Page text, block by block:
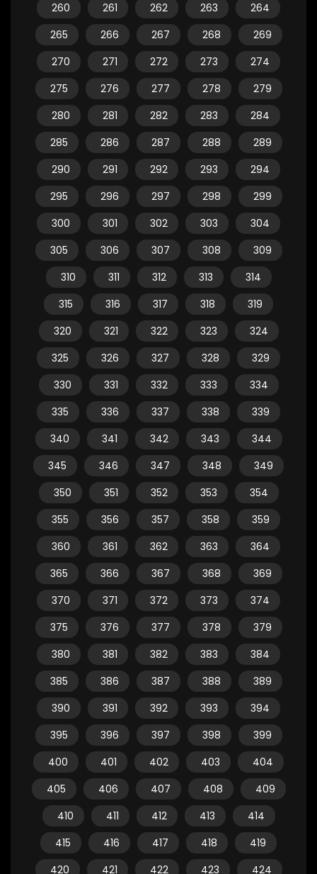
260
261 262 263
264
265
266 267 268
269
270
271 272 273
274
275
276 277 278
279
280
281 282 283
284
285
286 287 288
289
290
291 292 293
294
295
296 297 298
299
300
301 302 303
304
305
306 307 308
309
310
311 312 313
314
315
316 317 318
319
320
321 322 323
324
325
326 327 328
329
330
331 332 333
334
335
336 337 338
339
340
341 342 343
344
345
346 347 348
349
350
351 352 353
354
355
356 357 358
359
360
361 362 363
364
365
366 367 368
369
370
371 372 373
374
375
376 377 378
379
380
381 382 383
384
385
386 387 388
389
390
391 392 393
394
395
396 397 398
399
400
401 402 403
404
405
406 407 408
409
410
411 412 413
414
415
416 417 418
419
420
421 422 423 424